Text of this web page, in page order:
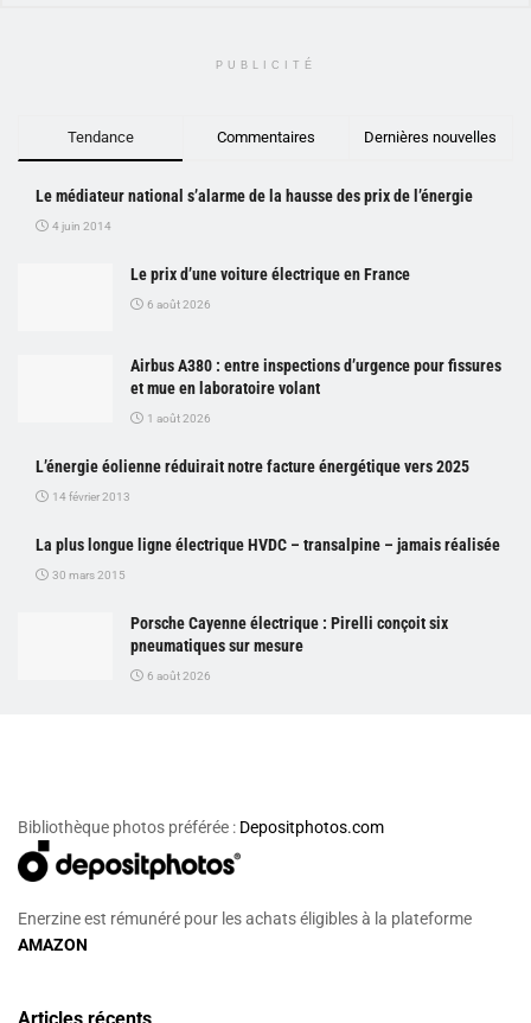
PUBLICITÉ
Tendance Commentaires Dernières nouvelles
Le médiateur national s’alarme de la hausse des prix de l’énergie
4 juin 2014
Le prix d’une voiture électrique en France
6 août 2026
Airbus A380 : entre inspections d’urgence pour fissures
et mue en laboratoire volant
1 août 2026
L’énergie éolienne réduirait notre facture énergétique vers 2025
14 février 2013
La plus longue ligne électrique HVDC – transalpine – jamais réalisée
30 mars 2015
Porsche Cayenne électrique : Pirelli conçoit six
pneumatiques sur mesure
6 août 2026
Bibliothèque photos préférée : Depositphotos.com
Enerzine est rémunéré pour les achats éligibles à la plateforme
AMAZON